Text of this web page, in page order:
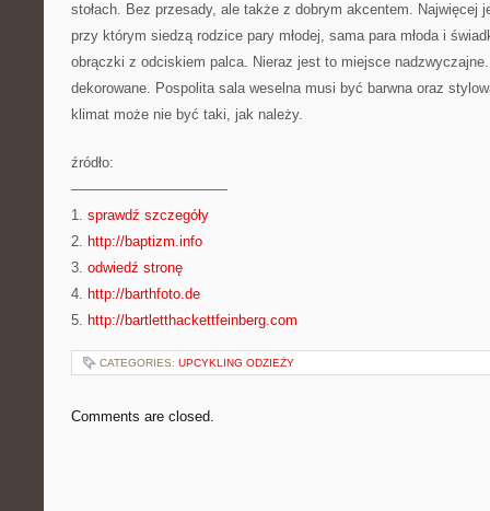
stołach. Bez przesady, ale także z dobrym akcentem. Najwięcej
przy którym siedzą rodzice pary młodej, sama para młoda i
obrączki z odciskiem palca. Nieraz jest to miejsce
dekorowane. Pospolita sala weselna musi być barwna oraz
klimat może nie być taki, jak należy.
źródło:
———————————
1. sprawdź szczegóły
2. http://baptizm.info
3. odwiedź stronę
4. http://barthfoto.de
5. http://bartletthackettfeinberg.com
CATEGORIES: UPCYKLING ODZIEŻY
Comments are closed.